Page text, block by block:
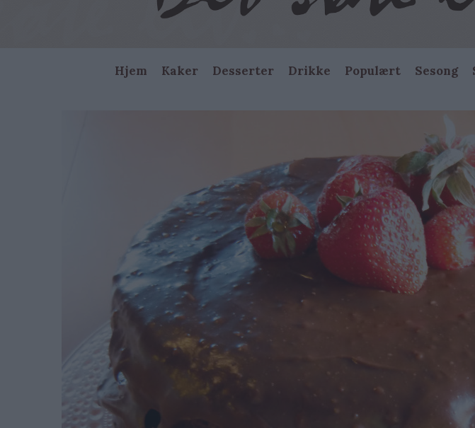
Main
Hjem Kaker Desserter Drikke Populært Sesong